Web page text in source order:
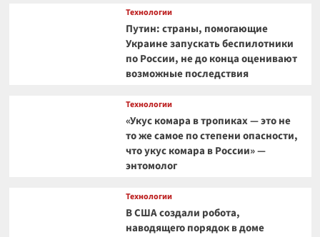
Технологии
Путин: страны, помогающие
Украине запускать беспилотники
по России, не до конца оценивают
возможные последствия
Технологии
«Укус комара в тропиках — это не
то же самое по степени опасности,
что укус комара в России» —
энтомолог
Технологии
В США создали робота,
наводящего порядок в доме